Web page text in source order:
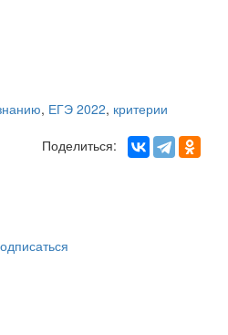
, ЕГЭ 2022, критерии
Поделиться: